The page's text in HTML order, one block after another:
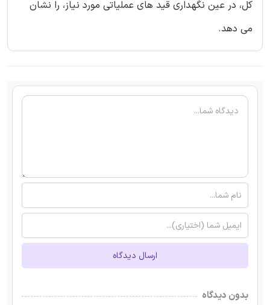
کل، در عین نگهداری قید های عملیاتی مورد نیاز، را نشان
می دهد.
ارسال دیدگاه
بدون دیدگاه